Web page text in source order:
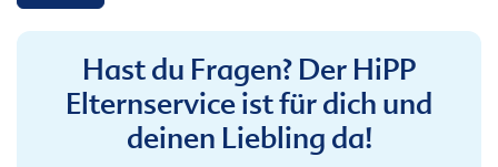
Hast du Fragen? Der HiPP
Elternservice ist für dich und
deinen Liebling da!